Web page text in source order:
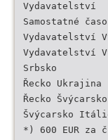
Vydavatelství
Samostatné
Vydavatelství
Vydavatelství
Srbsko
Řecko Ukrajina
Řecko
Švýcarsko
*) 600 EUR za